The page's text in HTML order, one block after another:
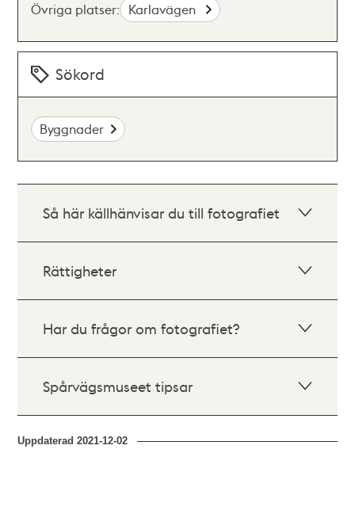
Övriga platser: Karlavägen
Sökord
Byggnader
Så här källhänvisar du till fotografiet
Rättigheter
Har du frågor om fotografiet?
Spårvägsmuseet tipsar
Uppdaterad2021-12-02